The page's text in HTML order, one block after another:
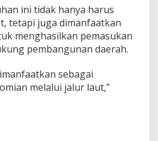
ini tidak hanya harus
tetapi juga dimanfaatkan
menghasilkan pemasukan
pembangunan daerah.
sebagai
melalui jalur laut,”